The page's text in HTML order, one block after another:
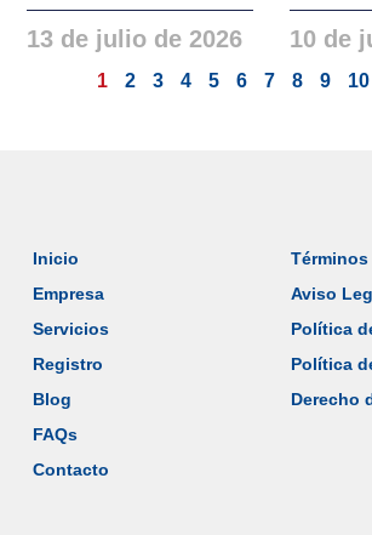
13 de julio de 2026 10 de
1 2 3 4 5 6 7 8 9 10
Inicio
Empresa
Servicios
Registro
Blog
FAQs
Contacto
Aviso
Política
Política
Derecho